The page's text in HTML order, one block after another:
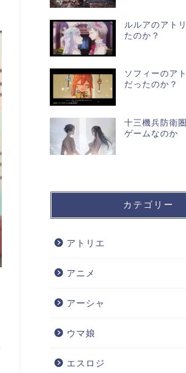
ルルアのアト
たのか？
ソフィーのア
だったのか？
十三機兵防衛
ゲームなのか
カテゴリー
アトリエ
アニメ
アーシャ
ウマ娘
エスロジ